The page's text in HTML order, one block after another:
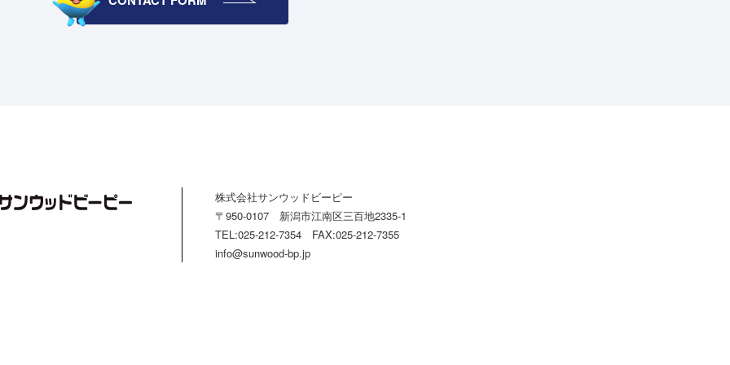
株式会社サンウッドビーピー
〒950-0107 新潟市江南区三百地2335-1
TEL:025-212-7354 FAX:025-212-7355
info@sunwood-bp.jp